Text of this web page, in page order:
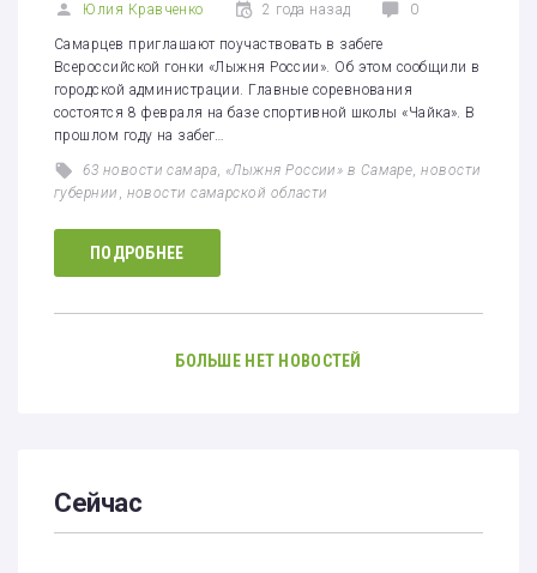
Юлия Кравченко 2 года назад 0
Самарцев приглашают поучаствовать в забеге
Всероссийской гонки «Лыжня России». Об этом сообщили в
городской администрации. Главные соревнования
состоятся 8 февраля на базе спортивной школы «Чайка». В
прошлом году на забег…
63 новости самара, «Лыжня России» в Самаре,новости
губернии , новости самарской области
ПОДРОБНЕЕ
БОЛЬШЕ НЕТ НОВОСТЕЙ
Сейчас